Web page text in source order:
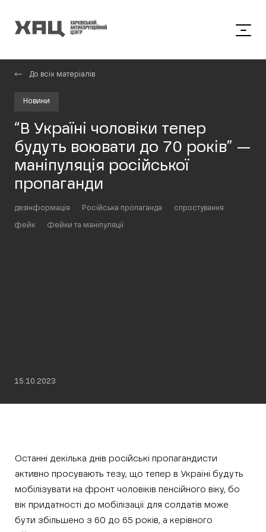
До всіх матеріалів
Новини
“В Україні чоловіки тепер
будуть воювати до 70 років” —
маніпуляція російської
пропаганди
дезінформація Російська пропаганда спростування
фейк Фейки та маніпуляції
15.10.2023
Останні декілька днів російські пропагандисти
активно просувають тезу, що тепер в Україні будуть
мобілізувати на фронт чоловіків пенсійного віку, бо
вік придатності до мобілізації для солдатів може
бути збільшено з 60 до 65 років, а керівного